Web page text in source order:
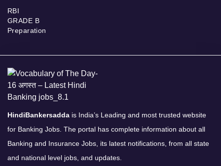
RBI
GRADE B
Preparation
HindiBankersadda is India’s Leading and most trusted website
for Banking Jobs. The portal has complete information about all
Banking and Insurance Jobs, its latest notifications, from all state
and national level jobs, and updates.